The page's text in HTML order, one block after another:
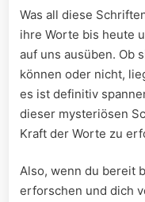
Was ‌all diese
ihre Worte bis heute
auf uns‌ ausüben. Ob
⁤können ‍oder nicht,
es ist definitiv​
dieser mysteriösen
Kraft ‍der Worte‌ zu
Also, wenn du bereit
⁤erforschen ⁢und dich